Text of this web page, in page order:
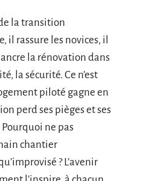
la transition
il rassure les novices, il
la rénovation dans
la sécurité. Ce n’est
piloté gagne en
perd ses pièges et ses
ne pas
chantier
? L’avenir